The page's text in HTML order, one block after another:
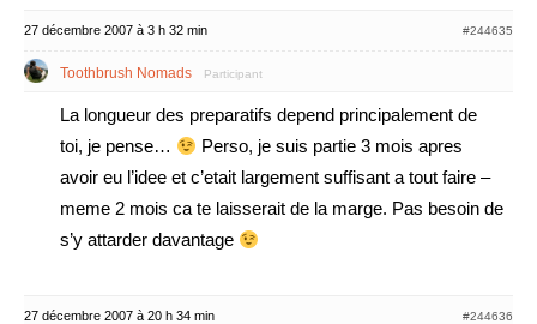
27 décembre 2007 à 3 h 32 min #244635
Toothbrush Nomads Participant
La longueur des preparatifs depend principalement de
toi, je pense…
Perso, je suis partie 3 mois apres
avoir eu l’idee et c’etait largement suffisant a tout faire –
meme 2 mois ca te laisserait de la marge. Pas besoin de
s’y attarder davantage
27 décembre 2007 à 20 h 34 min #244636